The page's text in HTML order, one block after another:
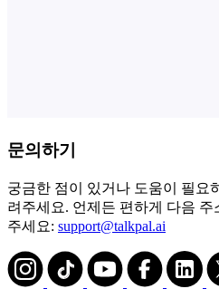
문의하기
궁금한 점이 있거나 도움이 필요
려주세요. 언제든 편하게 다음
주세요: support@talkpal.ai